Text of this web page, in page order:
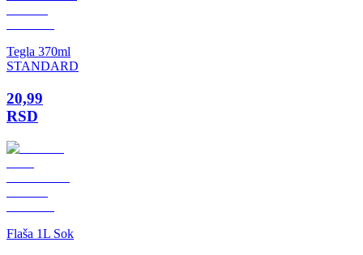
Tegla 370ml
STANDARD
20,99
RSD
Flaša 1L Sok